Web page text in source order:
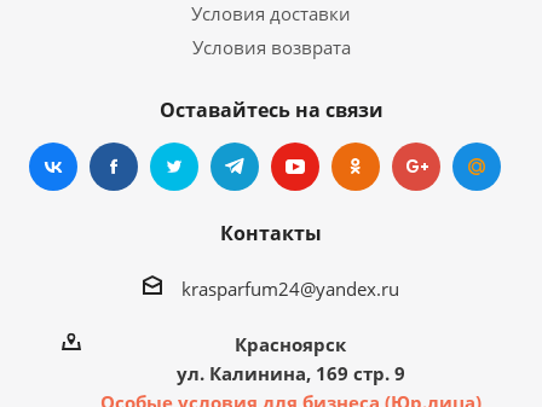
Условия доставки
Условия возврата
Оставайтесь на связи
Контакты
krasparfum24@yandex.ru
Красноярск
ул. Калинина, 169 стр. 9
Особые условия для бизнеса (Юр.лица)